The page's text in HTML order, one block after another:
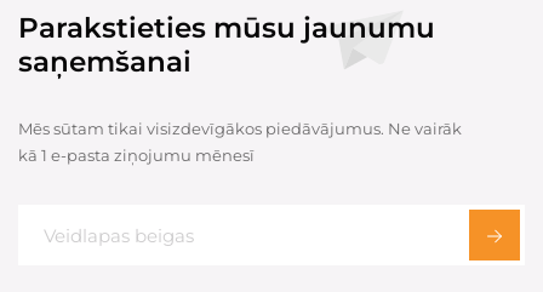
Parakstieties mūsu jaunumu
saņemšanai
Mēs sūtam tikai visizdevīgākos piedāvājumus. Ne vairāk
kā 1 e-pasta ziņojumu mēnesī